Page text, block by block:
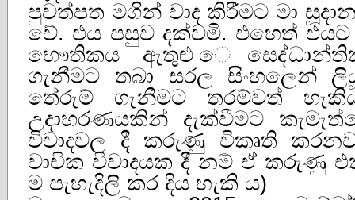
පුවත්පත මගින් වාද කිරීමට මා
වේ. එය පසුව දක්වමි. එහෙත්
භෞතිකය ඇතුළු
ගැනීමට තබා සරල සිංහලෙන්
තේරුම් ගැනීමට තරම්වත්
උදාහරණයකින් දැක්වීමට
විවාදවල දී කරුණු විකෘති
වාචික විවාදයක දී නම් ඒ කරුණු
ම පැහැදිලි කර දිය හැකි ය)